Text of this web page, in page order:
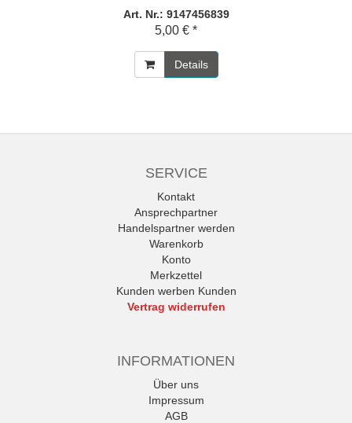
Art. Nr.: 9147456839
5,00 € *
Details
SERVICE
Kontakt
Ansprechpartner
Handelspartner werden
Warenkorb
Konto
Merkzettel
Kunden werben Kunden
Vertrag widerrufen
INFORMATIONEN
Über uns
Impressum
AGB